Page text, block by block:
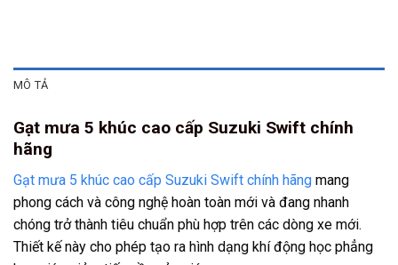
MÔ TẢ
Gạt mưa 5 khúc cao cấp Suzuki Swift chính
hãng
Gạt mưa 5 khúc cao cấp Suzuki Swift chính hãng mang
phong cách và công nghệ hoàn toàn mới và đang nhanh
chóng trở thành tiêu chuẩn phù hợp trên các dòng xe mới.
Thiết kế này cho phép tạo ra hình dạng khí động học phẳng